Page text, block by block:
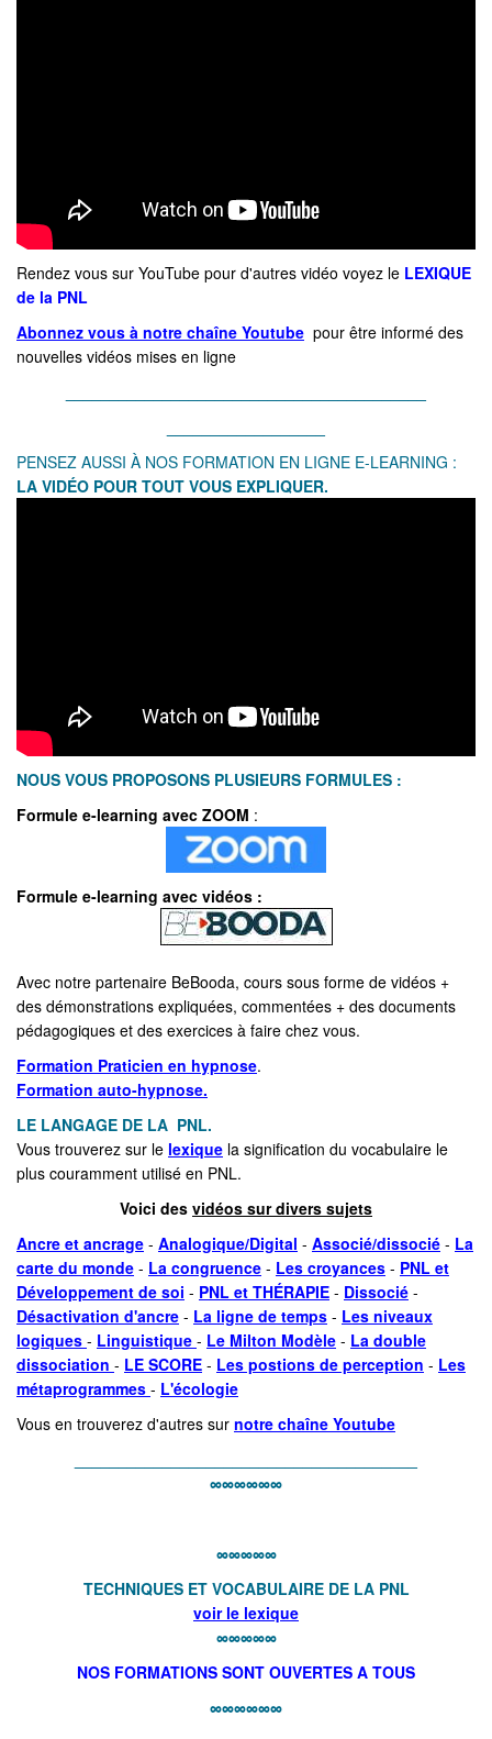
Rendez vous sur YouTube pour d'autres vidéo voyez le LEXIQUE
de la PNL
Abonnez vous à notre chaîne Youtube pour être informé des
nouvelles vidéos mises en ligne
PENSEZ AUSSI À NOS FORMATION EN LIGNE E-LEARNING :
LA VIDÉO POUR TOUT VOUS EXPLIQUER.
NOUS VOUS PROPOSONS PLUSIEURS FORMULES :
Formule e-learning avec ZOOM :
Formule e-learning avec vidéos :
Avec notre partenaire BeBooda, cours sous forme de vidéos +
des démonstrations expliquées, commentées + des documents
pédagogiques et des exercices à faire chez vous.
Formation Praticien en hypnose.
Formation auto-hypnose.
LE LANGAGE DE LA PNL.
Vous trouverez sur le lexique la signification du vocabulaire le
plus couramment utilisé en PNL.
Voici des vidéos sur divers sujets
Ancre et ancrage - Analogique/Digital - Associé/dissocié - La
carte du monde - La congruence - Les croyances - PNL et
Développement de soi - PNL et THÉRAPIE - Dissocié -
Désactivation d'ancre - La ligne de temps - Les niveaux
logiques - Linguistique - Le Milton Modèle - La double
dissociation - LE SCORE - Les postions de perception - Les
métaprogrammes - L'écologie
Vous en trouverez d'autres sur notre chaîne Youtube
∞∞∞∞∞∞
∞∞∞∞∞
TECHNIQUES ET VOCABULAIRE DE LA PNL
voir le lexique
∞∞∞∞∞
NOS FORMATIONS SONT OUVERTES A TOUS
∞∞∞∞∞∞